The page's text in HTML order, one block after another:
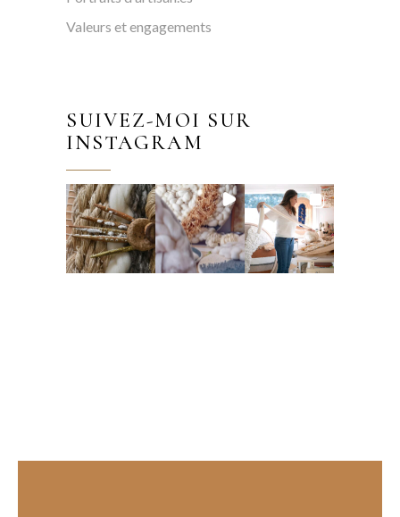
Valeurs et engagements
SUIVEZ-MOI SUR
INSTAGRAM